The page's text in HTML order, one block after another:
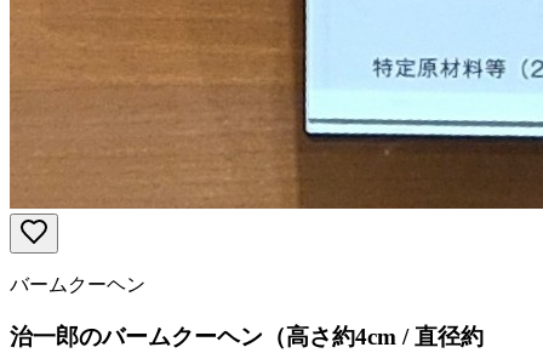
バームクーヘン
治一郎のバームクーヘン（高さ約4cm / 直径約